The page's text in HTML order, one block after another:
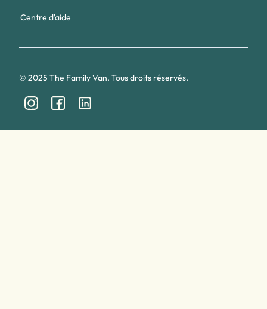
Centre d'aide
© 2025 The Family Van. Tous droits réservés.